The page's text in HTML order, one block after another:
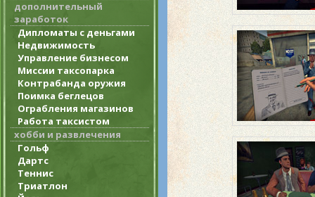
дополнительный
заработок
Дипломаты с деньгами
Недвижимость
Управление бизнесом
Миссии таксопарка
Контрабанда оружия
Поимка беглецов
Ограбления магазинов
Работа таксистом
хобби и развлечения
Гольф
Дартс
Теннис
Триатлон